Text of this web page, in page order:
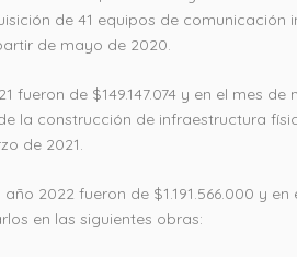
de 41 equipos de
de mayo de 2020.
fueron de $149.147.074 y en el mes
la construcción de infraestructura
de 2021.
2022 fueron de $1.191.566.000 y
en las siguientes obras: